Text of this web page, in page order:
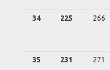
34 225 266
35 231 271